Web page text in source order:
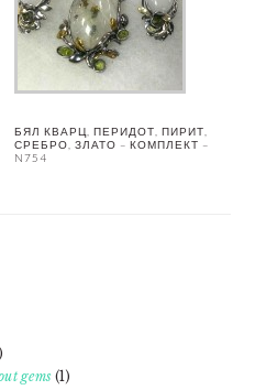
БЯЛ КВАРЦ, ПЕРИДОТ, ПИРИТ,
СРЕБРО, ЗЛАТО – КОМПЛЕКТ –
N754
gems (1)